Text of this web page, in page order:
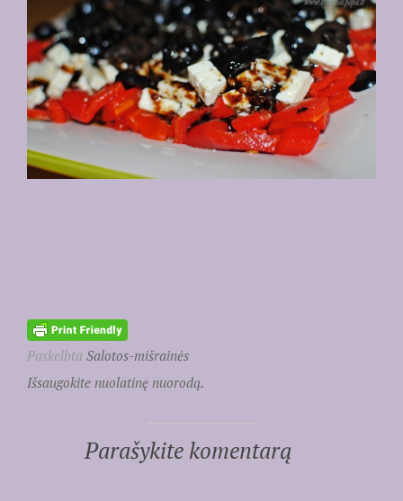
Paskelbta Salotos-mišrainės
Išsaugokite nuolatinę nuorodą.
Parašykite komentarą